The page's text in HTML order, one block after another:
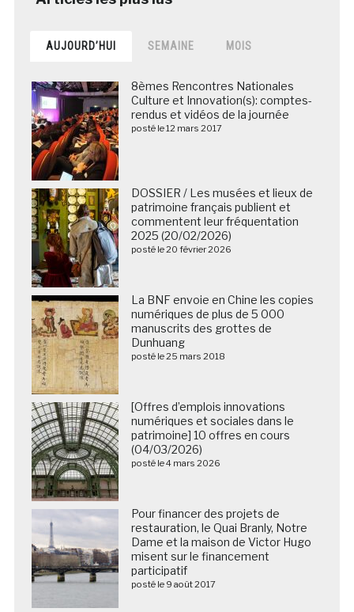
AUJOURD’HUI SEMAINE MOIS
8èmes Rencontres Nationales
Culture et Innovation(s): comptes-
rendus et vidéos de la journée
posté le 12 mars 2017
DOSSIER / Les musées et lieux de
patrimoine français publient et
commentent leur fréquentation
2025 (20/02/2026)
posté le 20 février 2026
La BNF envoie en Chine les copies
numériques de plus de 5 000
manuscrits des grottes de
Dunhuang
posté le 25 mars 2018
[Offres d’emplois innovations
numériques et sociales dans le
patrimoine] 10 offres en cours
(04/03/2026)
posté le 4 mars 2026
Pour financer des projets de
restauration, le Quai Branly, Notre
Dame et la maison de Victor Hugo
misent sur le financement
participatif
posté le 9 août 2017